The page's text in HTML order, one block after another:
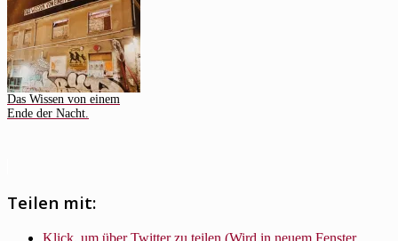
Das Wissen von einem
Ende der Nacht.
Teilen mit: